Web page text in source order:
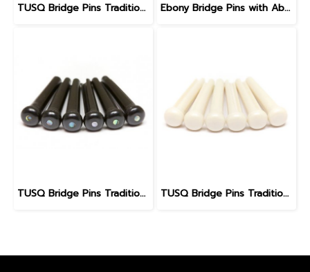
TUSQ Bridge Pins Traditional Style PP-2100 Black / No Dot Ebony Bridge Pins with Abalone dot, EB1, 5.3 mm
TUSQ Bridge Pins Traditional Style PP-2182 TUSQ Bridge Pins Traditional Style PP-1100 White / No Dot